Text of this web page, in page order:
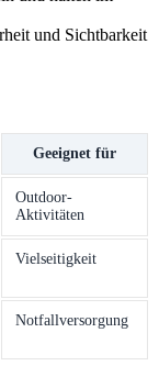
und Sichtbarkeit
Geeignet für
Outdoor-
Aktivitäten
Vielseitigkeit
Notfallversorgung